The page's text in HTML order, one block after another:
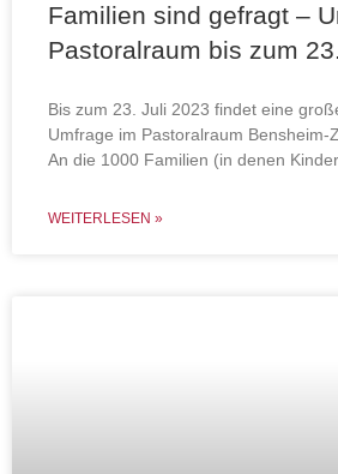
Familien sind gefragt –
Pastoralraum bis zum
Bis zum 23. Juli 2023 findet eine
Umfrage im Pastoralraum Bensheim-
An die 1000 Familien (in denen
WEITERLESEN »